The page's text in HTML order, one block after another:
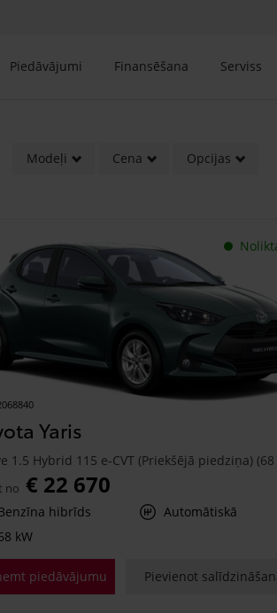
Piedāvājumi Finansēšana Serviss
Modeļi Cena Opcijas
Yaris
no € 22 670
hibrīds
Automātiskā
kW
piedāvājumu Pievienot